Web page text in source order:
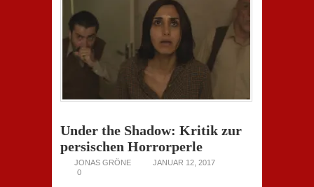
Under the Shadow: Kritik zur
persischen Horrorperle
JONAS GRÖNE
JANUAR 12, 2017
0